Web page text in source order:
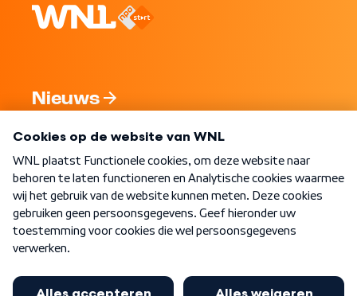
Nieuws
Nieuwsbrief
Word Lid